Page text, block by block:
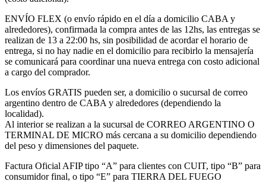
ENVÍO FLEX (o envío rápido en el día a domicilio CABA y
alrededores), confirmada la compra antes de las 12hs, las entregas se
realizan de 13 a 22:00 hs, sin posibilidad de acordar el horario de
entrega, si no hay nadie en el domicilio para recibirlo la mensajería
se comunicará para coordinar una nueva entrega con costo adicional
a cargo del comprador.
Los envíos GRATIS pueden ser, a domicilio o sucursal de correo
argentino dentro de CABA y alrededores (dependiendo la
localidad).
Al interior se realizan a la sucursal de CORREO ARGENTINO O
TERMINAL DE MICRO más cercana a su domicilio dependiendo
del peso y dimensiones del paquete.
Factura Oficial AFIP tipo “A” para clientes con CUIT, tipo “B” para
consumidor final, o tipo “E” para TIERRA DEL FUEGO